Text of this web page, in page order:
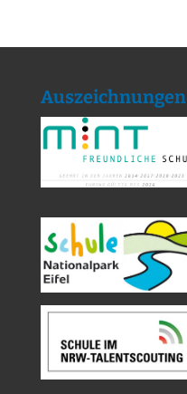
Auszeichnungen